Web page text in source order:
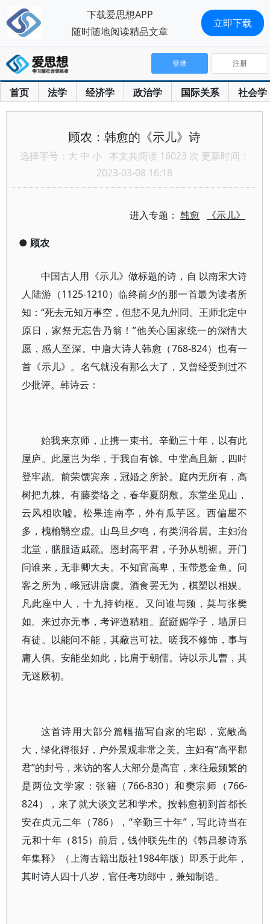
首页 法学 经济学 政治学 国际关系 社会学
登录 注册
顾农：韩愈的《示儿》诗
选择字号： 大 中 小 本文共阅读 16023 次 更新时间：
2023-03-08 16:18
进入专题：韩愈 《示儿》
● 顾农
中国古人用《示儿》做标题的诗，自 以南宋大诗
人陆游（1125-1210）临终前夕的那一首最为读者所
知：“死去元知万事空，但悲不见九州同。王师北定中
原日，家祭无忘告乃翁！”他关心国家统一的深情大
愿，感人至深。中唐大诗人韩愈（768-824）也有一
首《示儿》。名气就没有那么大了，又曾经受到过不
少批评。韩诗云：
始我来京师，止携一束书。辛勤三十年，以有此
屋庐。此屋岂为华，于我自有馀。中堂高且新，四时
登牢蔬。前荣馔宾亲，冠婚之所於。庭内无所有，高
树把九株。有藤娄络之，春华夏阴敷。东堂坐见山，
云风相吹嘘。松果连南亭，外有瓜芋区。西偏屋不
多，槐榆翳空虚。山鸟旦夕鸣，有类涧谷居。主妇治
北堂，膳服适戚疏。恩封高平君，子孙从朝裾。开门
问谁来，无非卿大夫。不知官高卑，玉带悬金鱼。问
客之所为，峨冠讲唐虞。酒食罢无为，棋槊以相娱。
凡此座中人，十九持钧枢。又问谁与频，莫与张樊
如。来过亦无事，考评道精粗。跹跹媚学子，墙屏日
有徒。以能问不能，其蔽岂可祛。嗟我不修饰，事与
庸人俱。安能坐如此，比肩于朝儒。诗以示儿曹，其
无迷厥初。
这首诗用大部分篇幅描写自家的宅邸，宽敞高
大，绿化得很好，户外景观非常之美。主妇有“高平郡
君”的封号，来访的客人大部分是高官，来往最频繁的
是两位文学家：张籍（766-830）和樊宗师（766-
824），来了就大谈文艺和学术。按韩愈初到首都长
安在贞元二年（786），“辛勤三十年”，写此诗当在
元和十年（815）前后，钱仲联先生的《韩昌黎诗系
年集释》（上海古籍出版社1984年版）即系于此年，
其时诗人四十八岁，官任考功郎中，兼知制诰。
下载爱思想APP
随时随地阅读精品文章
立即下载